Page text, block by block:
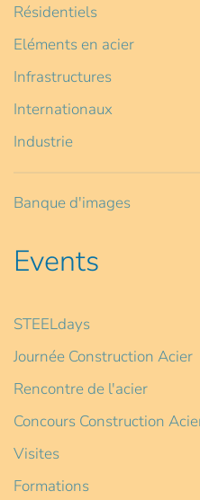
Résidentiels
Eléments en acier
Infrastructures
Internationaux
Industrie
Banque d'images
Events
STEELdays
Journée Construction Acier
Rencontre de l'acier
Concours Construction
Visites
Formations